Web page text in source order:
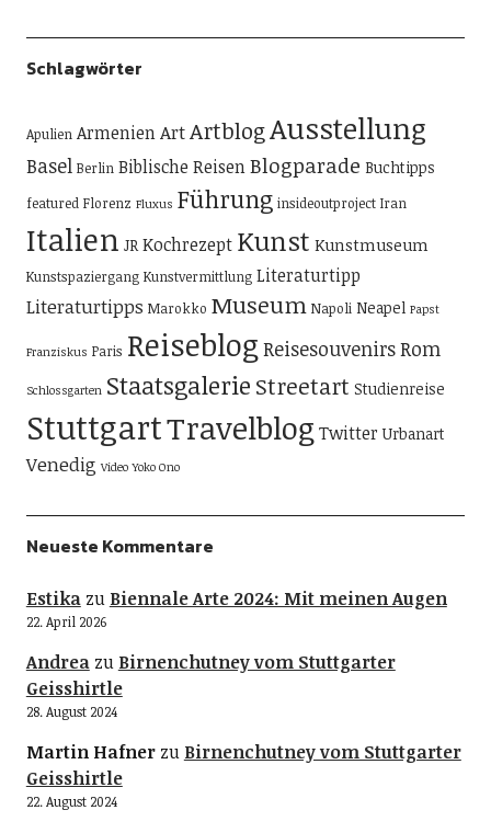
Schlagwörter
Apulien ArmenienArtArtblogAusstellung
Basel Berlin Biblische ReisenBlogparade Buchtipps
featured Florenz Fluxus Führung insideoutproject Iran
Italien JR Kochrezept Kunst Kunstmuseum
Kunstspaziergang Kunstvermittlung Literaturtipp
Literaturtipps Marokko Museum Napoli Neapel Papst
Franziskus Paris Reiseblog ReisesouvenirsRom
Schlossgarten Staatsgalerie Streetart Studienreise
StuttgartTravelblog Twitter Urbanart
Venedig Video Yoko Ono
Neueste Kommentare
Estikazu Biennale Arte 2024: Mit meinen Augen
22. April 2026
Andreazu Birnenchutney vom Stuttgarter
Geisshirtle
28. August 2024
Martin Hafnerzu Birnenchutney vom Stuttgarter
Geisshirtle
22. August 2024